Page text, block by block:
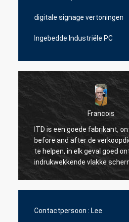
digitale signage vertoningen
Ingebedde Industriële PC
ITD is een goede fabrikant, ontvankelijk,
before and after de verkoopdienst, klaar
te helpen, in elk geval goed ontwerp, de
indrukwekkende vlakke schermen,
betrouwbare producten.
Contactpersoon : Lee